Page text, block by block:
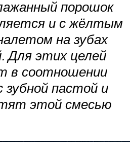
порошок
и с жёлтым
на зубах
Для этих целей
в соотношении
зубной пастой и
этой смесью